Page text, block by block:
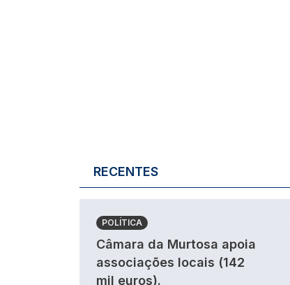
RECENTES
POLÍTICA
Câmara da Murtosa apoia
associações locais (142
mil euros).